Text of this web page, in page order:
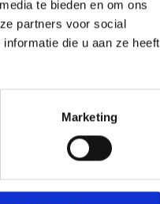
te bieden en om ons
partners voor social
die u aan ze heeft
Marketing